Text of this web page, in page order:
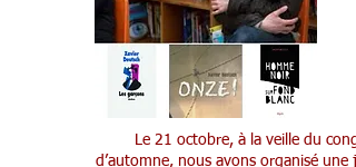
Le 21 octobre, à la veille du
d’automne, nous avons organisé une